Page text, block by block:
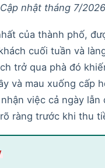
nhật tháng 7/
của thành phố,
cuối tuần và
trở qua phà đó
và mau xuống cấp
việc cả ngày
ràng trước khi thu